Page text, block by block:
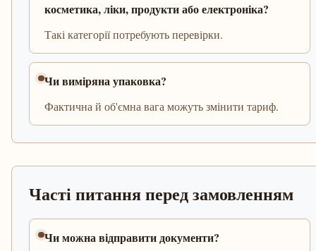
косметика, ліки, продукти або електроніка?
Такі категорії потребують перевірки.
Чи виміряна упаковка?
Фактична й об'ємна вага можуть змінити тариф.
Часті питання перед замовленням
Чи можна відправити документи?